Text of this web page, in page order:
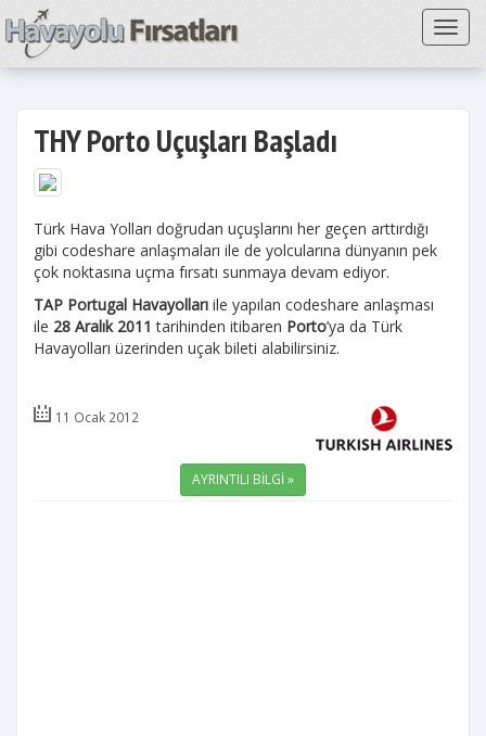
THY Porto Uçuşları Başladı
Türk Hava Yolları doğrudan uçuşlarını her geçen arttırdığı
gibi codeshare anlaşmaları ile de yolcularına dünyanın pek
çok noktasına uçma fırsatı sunmaya devam ediyor.
TAP Portugal Havayolları ile yapılan codeshare anlaşması
ile 28 Aralık 2011 tarihinden itibaren Porto’ya da Türk
Havayolları üzerinden uçak bileti alabilirsiniz.
11 Ocak 2012
AYRINTILI BİLGİ »